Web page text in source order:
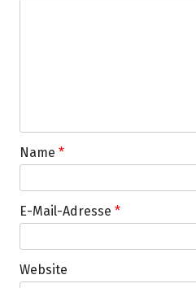
Name *
E-Mail-Adresse *
Website